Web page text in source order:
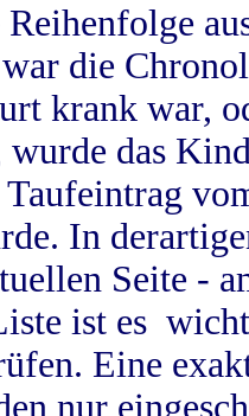
die
krank war,
wurde das
Taufeintrag
In
Seite -
ist es
Eine
nur